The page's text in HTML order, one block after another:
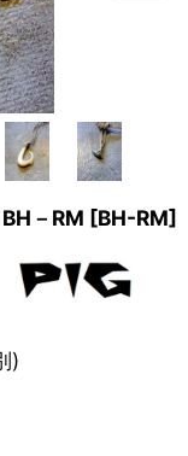
－RM [BH-RM]
)